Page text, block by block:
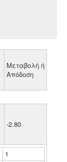
Μεταβολή ή
Απόδοση
-2.80
1